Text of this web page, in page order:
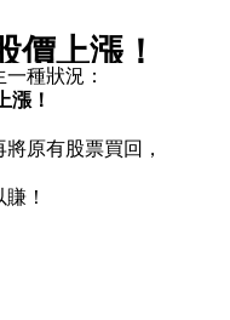
價上漲！
種狀況：
漲！
原有股票買回，
！